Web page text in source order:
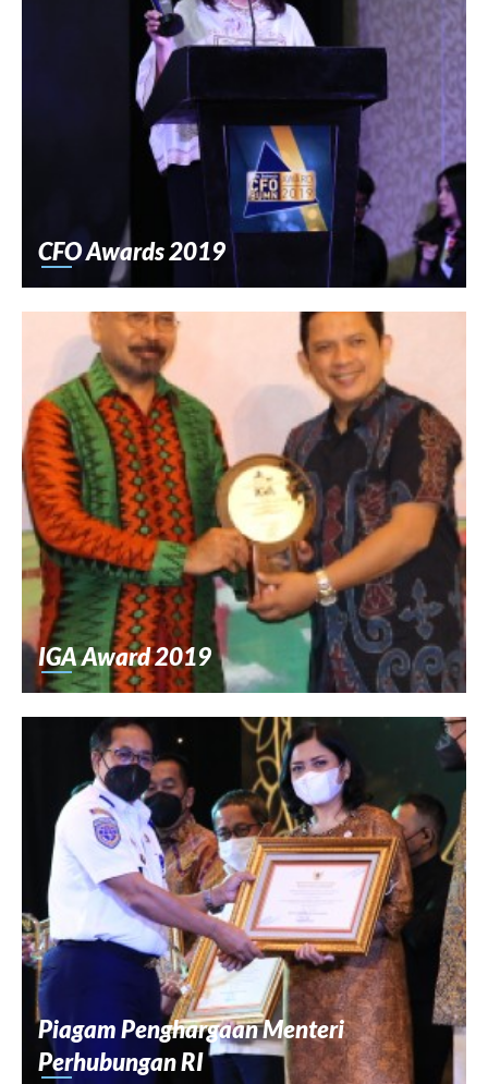
CFO Awards 2019
IGA Award 2019
Piagam Penghargaan Menteri
Perhubungan RI